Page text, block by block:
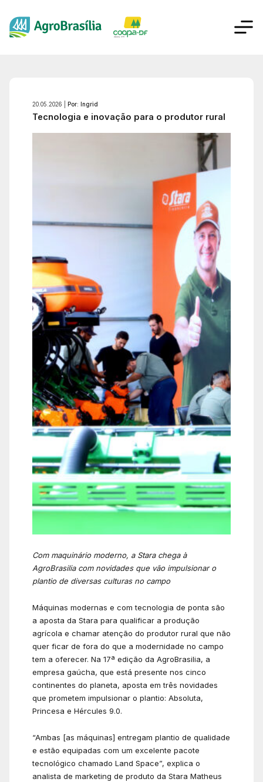
20.05.2026 | Por: Ingrid
Tecnologia e inovação para o produtor rural
Com maquinário moderno, a Stara chega à
AgroBrasilia com novidades que vão impulsionar o
plantio de diversas culturas no campo
Máquinas modernas e com tecnologia de ponta são
a aposta da Stara para qualificar a produção
agrícola e chamar atenção do produtor rural que não
quer ficar de fora do que a modernidade no campo
tem a oferecer. Na 17ª edição da AgroBrasilia, a
empresa gaúcha, que está presente nos cinco
continentes do planeta, aposta em três novidades
que prometem impulsionar o plantio: Absoluta,
Princesa e Hércules 9.0.
“Ambas [as máquinas] entregam plantio de qualidade
e estão equipadas com um excelente pacote
tecnológico chamado Land Space”, explica o
analista de marketing de produto da Stara Matheus